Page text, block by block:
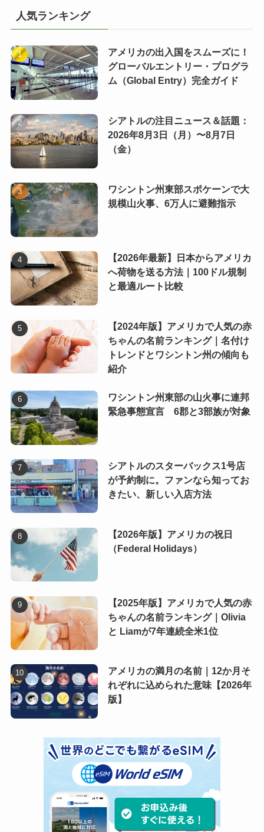
人気ランキング
アメリカの出入国をスムーズに！
グローバルエントリー・プログラ
ム（Global Entry）完全ガイド
シアトルの注目ニュース＆話題：
2026年8月3日（月）〜8月7日
（金）
ワシントン州東部スポケーンで大
規模山火事、6万人に避難指示
【2026年最新】日本からアメリカ
へ荷物を送る方法｜100ドル規制
と最適ルート比較
【2024年版】アメリカで人気の赤
ちゃんの名前ランキング｜名付け
トレンドとワシントン州の傾向も
紹介
ワシントン州東部の山火事に連邦
緊急事態宣言 6郡と3部族が対象
シアトルのスターバックス1号店
が予約制に。ファンなら知ってお
きたい、新しい入店方法
【2026年版】アメリカの祝日
（Federal Holidays）
【2025年版】アメリカで人気の赤
ちゃんの名前ランキング｜Olivia
と Liamが7年連続全米1位
アメリカの満月の名前｜12か月そ
れぞれに込められた意味【2026年
版】